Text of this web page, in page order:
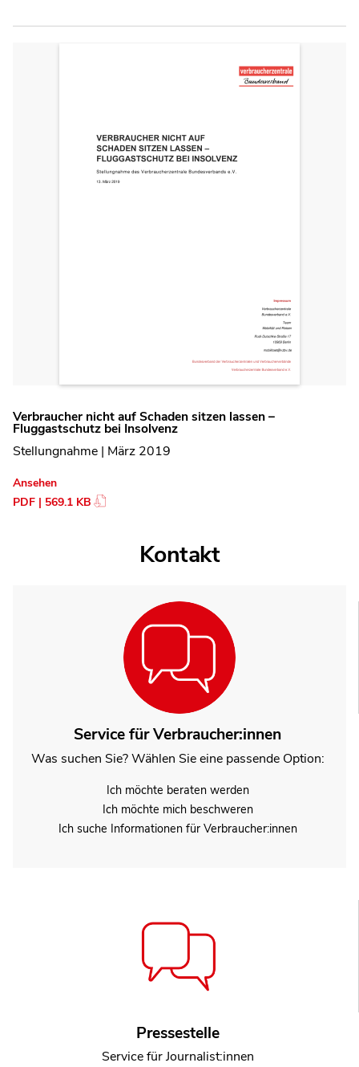
Verbraucher nicht auf Schaden sitzen lassen –
Fluggastschutz bei Insolvenz
Stellungnahme | März 2019
Ansehen
PDF | 569.1 KB
Kontakt
Service für Verbraucher:innen
Was suchen Sie? Wählen Sie eine passende Option:
Ich möchte beraten werden
Ich möchte mich beschweren
Ich suche Informationen für Verbraucher:innen
Pressestelle
Service für Journalist:innen